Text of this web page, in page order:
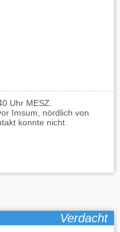
Uhr MESZ.
Imsum, nördlich von
konnte nicht
Verdacht